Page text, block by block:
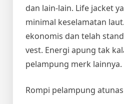
dan lain-lain. Life jacket
minimal keselamatan
ekonomis dan telah
vest. Energi apung tak
pelampung merk lainnya.
Rompi pelampung